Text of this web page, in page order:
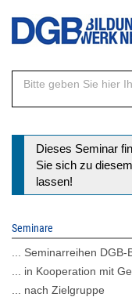
Direkt
Inhalt
Dieses Seminar
Sie sich zu
lassen!
Seminare
... Seminarreihen
... in Kooperation mit
... nach Zielgruppe